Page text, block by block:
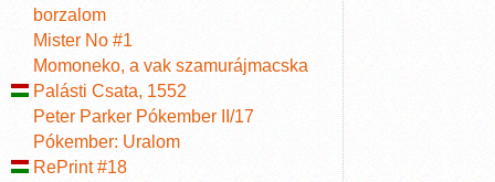
borzalom
Mister No #1
Momoneko, a vak szamurájmacska
Palásti Csata, 1552
Peter Parker Pókember II/17
Pókember: Uralom
RePrint #18